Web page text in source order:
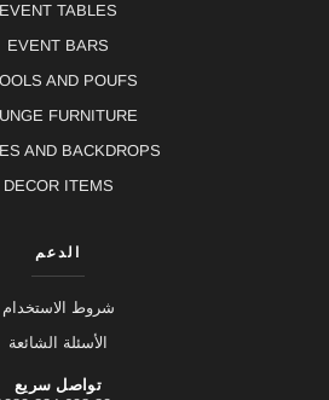
EVENT TABLES
EVENT BARS
AND POUFS
FURNITURE
AND BACKDROPS
DECOR ITEMS
الدعم
شروط الاستخدام
الأسئلة الشائعة
تواصل سريع